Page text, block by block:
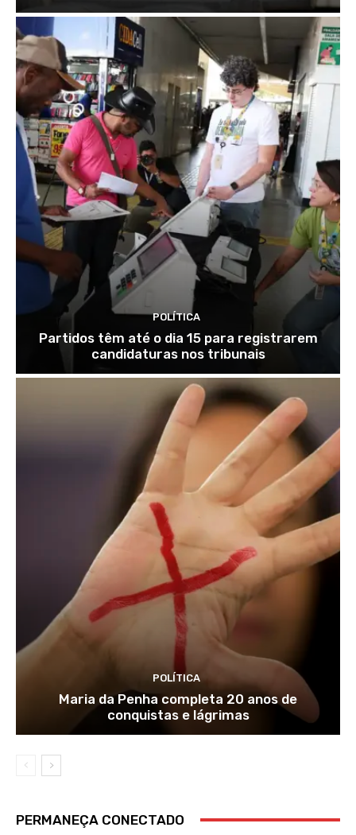
POLÍTICA
Partidos têm até o dia 15 para registrarem
candidaturas nos tribunais
POLÍTICA
Maria da Penha completa 20 anos de
conquistas e lágrimas
PERMANEÇA CONECTADO